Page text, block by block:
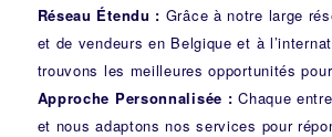
Réseau Étendu : Grâce à notre large
et de vendeurs en Belgique et à
trouvons les meilleures opportunités
Approche Personnalisée : Chaque
et nous adaptons nos services pour